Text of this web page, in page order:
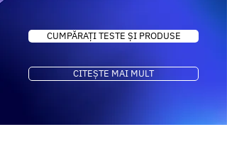
CUMPĂRAȚI TESTE ȘI PRODUSE
CITEȘTE MAI MULT